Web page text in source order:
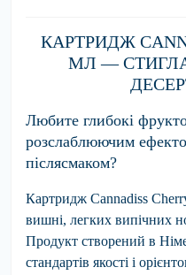
КАРТРИДЖ
МЛ —
Любите глибокі
розслаблюючим
післясмаком?
Картридж Cannadiss
вишні, легких випічних
Продукт створений в
стандартів якості і